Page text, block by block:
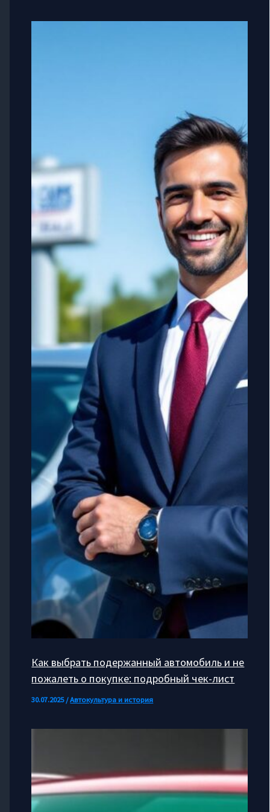
Как выбрать подержанный автомобиль и не
пожалеть о покупке: подробный чек-лист
30.07.2025/Автокультура и история